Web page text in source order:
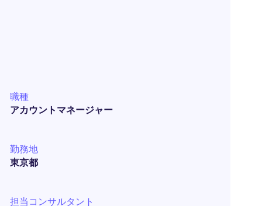
職種
アカウントマネージャー
勤務地
東京都
担当コンサルタント